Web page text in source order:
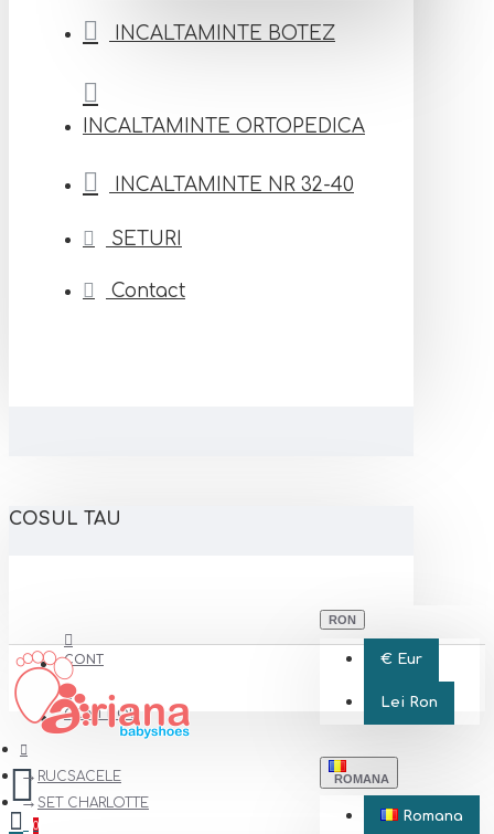
INCALTAMINTE BOTEZ
INCALTAMINTE ORTOPEDICA
INCALTAMINTE NR 32-40
SETURI
Contact
COSUL TAU
CONT
CONT NOU
RON
€ Eur
Lei Ron
ROMANA
Romana
0
RUCSACELE
SET CHARLOTTE